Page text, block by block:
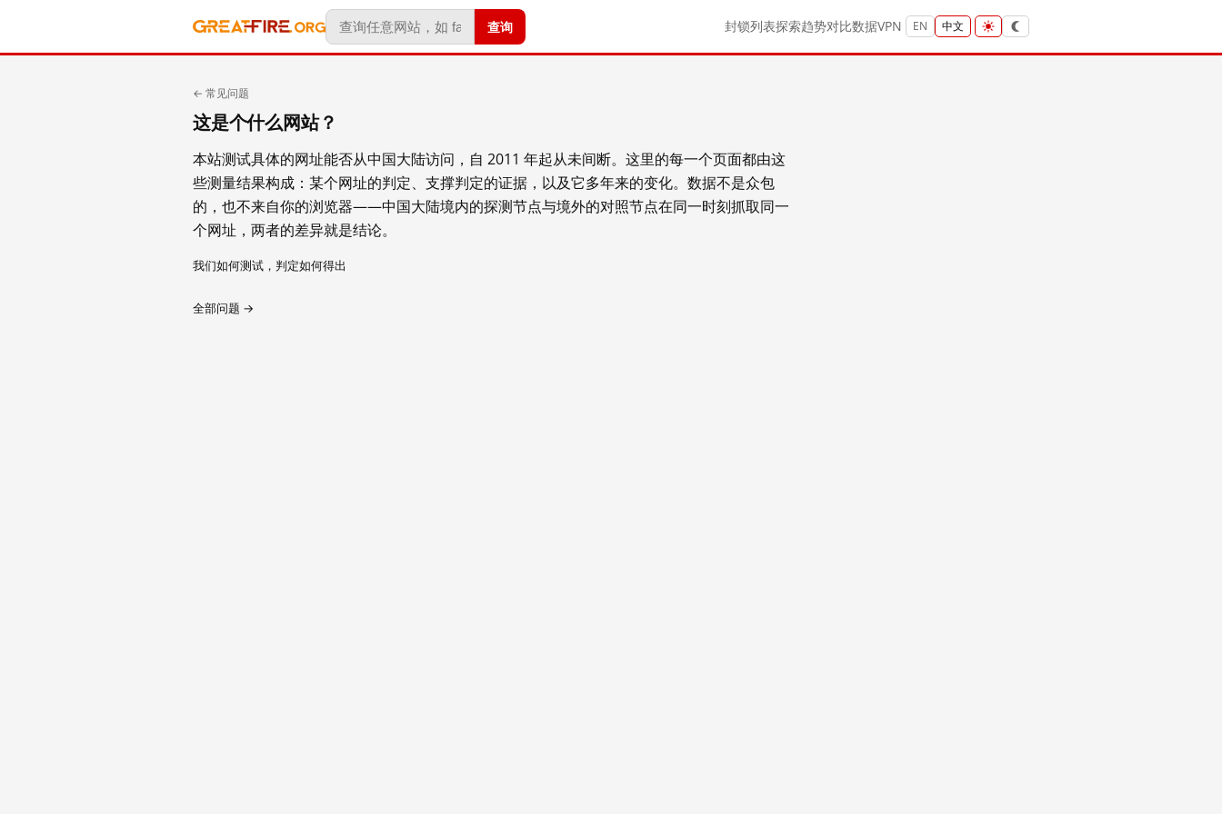
查询 封锁列表探索趋势对比数据VPN EN 中文
← 常见问题
这是个什么网站？
本站测试具体的网址能否从中国大陆访问，自 2011 年起从未间断。这里的每一个页面都由这
些测量结果构成：某个网址的判定、支撑判定的证据，以及它多年来的变化。数据不是众包
的，也不来自你的浏览器——中国大陆境内的探测节点与境外的对照节点在同一时刻抓取同一
个网址，两者的差异就是结论。
我们如何测试，判定如何得出
全部问题 →